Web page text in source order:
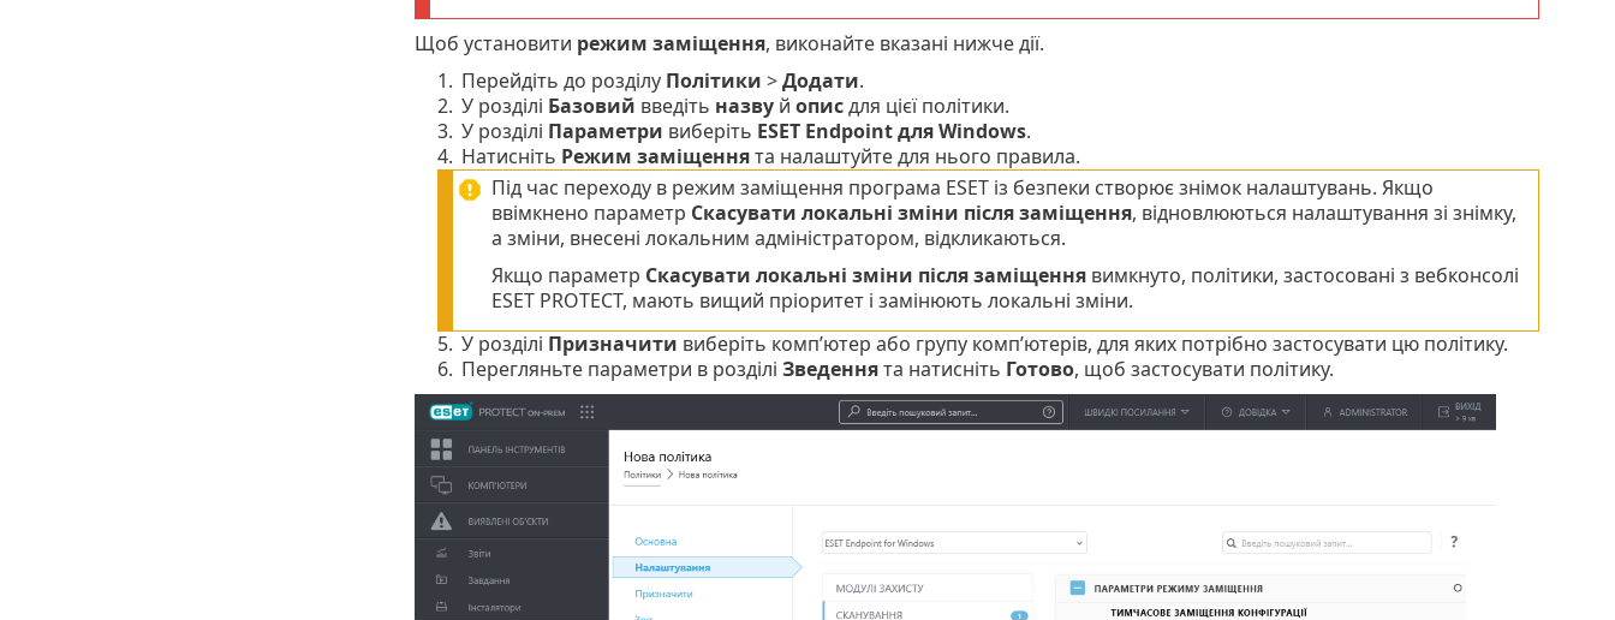
Щоб установити режим заміщення, виконайте вказані нижче дії.
1. Перейдіть до розділу Політики >Додати.
2. У розділі Базовий введіть назвуй описдля цієї політики.
3. У розділі Параметри виберіть ESET Endpoint для Windows.
4. Натисніть Режим заміщеннята налаштуйте для нього правила.
Під час переходу в режим заміщення програма ESET із безпеки створює знімок налаштувань. Якщо
ввімкнено параметр Скасувати локальні зміни після заміщення, відновлюються налаштування зі знімку,
а зміни, внесені локальним адміністратором, відкликаються.
Якщо параметр Скасувати локальні зміни після заміщеннявимкнуто, політики, застосовані з вебконсолі
ESET PROTECT, мають вищий пріоритет і замінюють локальні зміни.
5. У розділі Призначити виберіть комп’ютер або групу комп’ютерів, для яких потрібно застосувати цю політику.
6. Перегляньте параметри в розділі Зведеннята натисніть Готово, щоб застосувати політику.